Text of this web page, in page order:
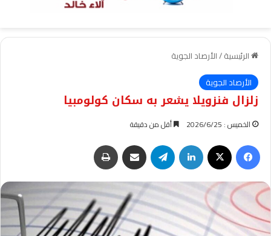
الرئيسية/الأرصاد الجوية
الأرصاد الجوية
زلزال فنزويلا يشعر به سكان كولومبيا
الخميس : 2026/6/25 أقل من دقيقة
فيسبوك لينكدإن تيلقرام مشاركة عبر البريد